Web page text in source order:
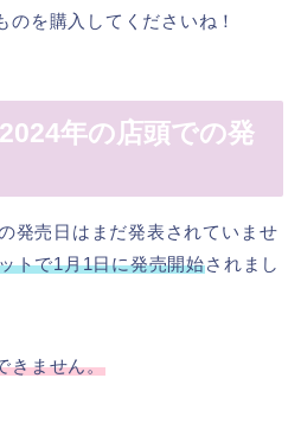
を購入してくださいね！
年の店頭での発
発売日はまだ発表されていませ
トで1月1日に発売開始されまし
きません。